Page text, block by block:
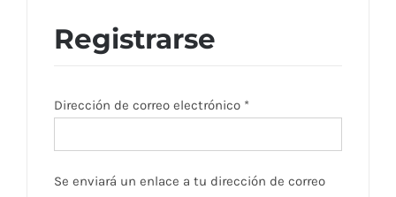
Registrarse
Dirección de correo electrónico *Obligatorio
Se enviará un enlace a tu dirección de correo